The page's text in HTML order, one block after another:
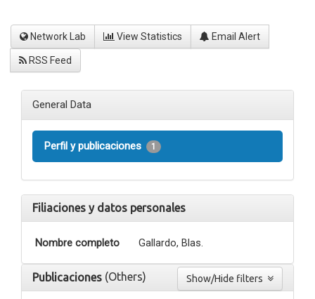
Network Lab View Statistics Email Alert
RSS Feed
General Data
Perfil y publicaciones 1
Filiaciones y datos personales
Nombre completo Gallardo, Blas.
Publicaciones (Others)